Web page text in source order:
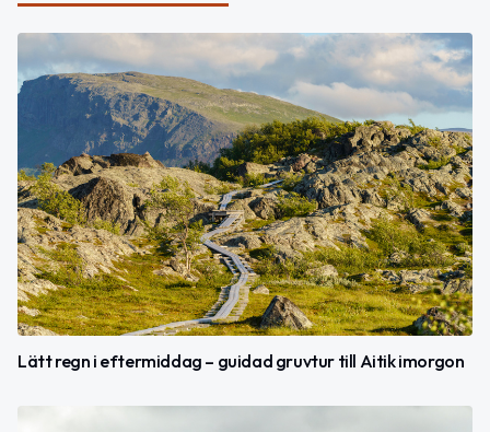
Lätt regn i eftermiddag – guidad gruvtur till Aitik imorgon